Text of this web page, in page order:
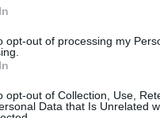
opt-out of processing my
opt-out of Collection, Use,
Data that Is Unrelated
szexuális